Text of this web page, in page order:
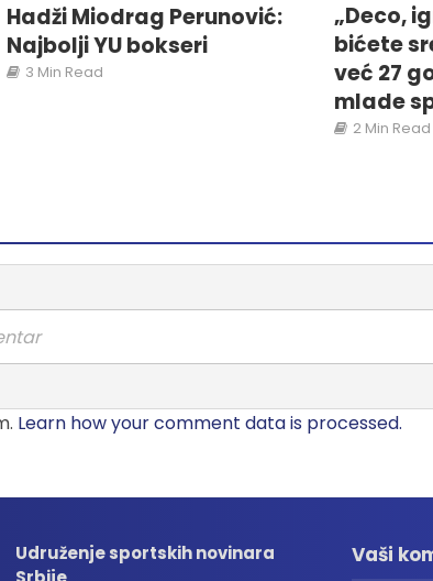
Hadži Miodrag Perunović:
Najbolji YU bokseri
3 Min Read
„Deco,
bićete
već 27
mlade
2 Min Read
Learn how your comment data is processed.
Udruženje sportskih novinara
Vaši